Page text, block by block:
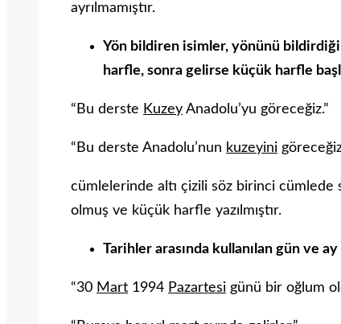
ayrılmamıştır.
Yön bildiren isimler, yönünü
harfle, sonra gelirse küçük harfle
“Bu derste Kuzey Anadolu’yu göreceğiz.”
“Bu derste Anadolu’nun kuzeyini
cümlelerinde altı çizili söz birinci cümlede
olmuş ve küçük harfle yazılmıştır.
Tarihler arasında kullanılan gün ve
“30 Mart 1994 Pazartesi günü bir oğlum